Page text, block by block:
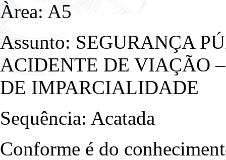
Àrea: A5
Assunto: SEGURANÇA
ACIDENTE DE VIAÇÃO
DE IMPARCIALIDADE
Sequência: Acatada
Conforme é do